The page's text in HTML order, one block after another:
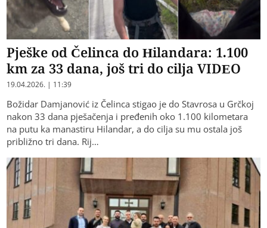
Pješke od Čelinca do Hilandara: 1.100
km za 33 dana, još tri do cilja VIDEO
19.04.2026. | 11:39
Božidar Damjanović iz Čelinca stigao je do Stavrosa u Grčkoj
nakon 33 dana pješačenja i pređenih oko 1.100 kilometara
na putu ka manastiru Hilandar, a do cilja su mu ostala još
približno tri dana. Rij…